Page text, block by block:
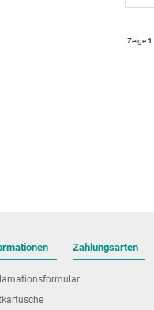
Zeige1
Zahlungsarten